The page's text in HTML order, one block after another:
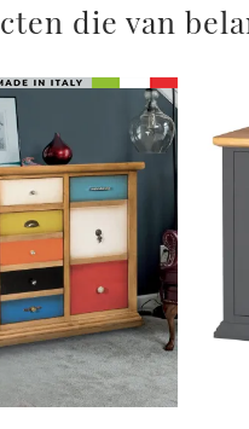
die van